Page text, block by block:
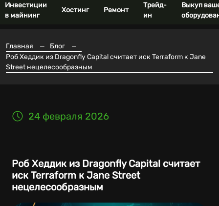
Инвестиции
в майнинг
Хостинг Ремонт
Трейд-
ин
Выкуп
Главная — Блог
—
Роб Хеддик из Dragonfly Capital считает иск Terraform к Jane
Street нецелесообразным
24 февраля 2026
Роб Хеддик из Dragonfly Capital считает
иск Terraform к Jane Street
нецелесообразным